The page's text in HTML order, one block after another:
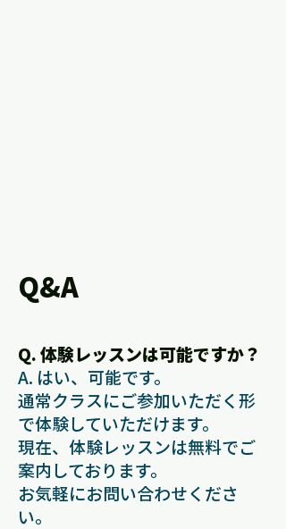
Q&A
Q. 体験レッスンは可能ですか？
A. はい、可能です。
通常クラスにご参加いただく形
で体験していただけます。
現在、体験レッスンは無料でご
案内しております。
お気軽にお問い合わせくださ
い。